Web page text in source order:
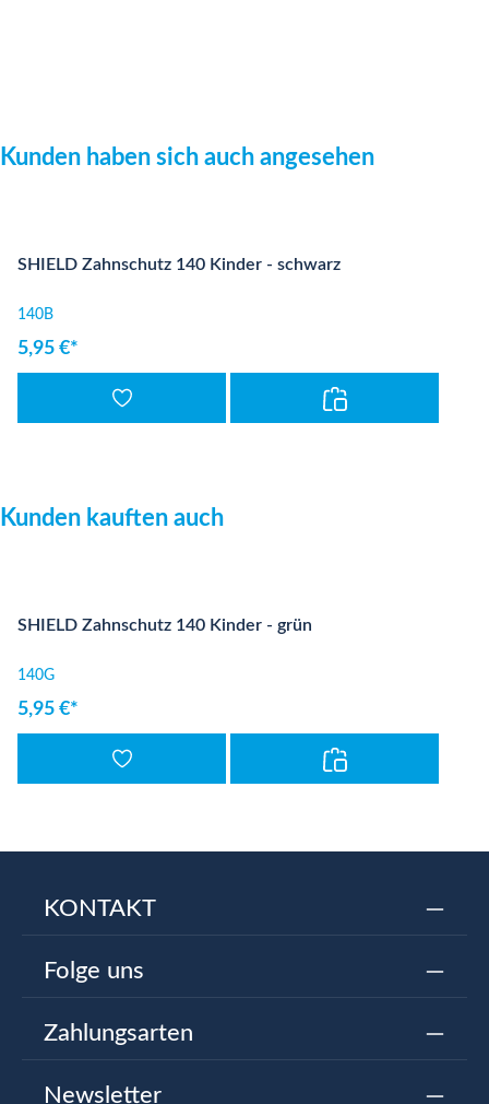
Produktgalerie überspringen
Kunden haben sich auch angesehen
SHIELD Zahnschutz 140 Kinder - schwarz
140B
5,95 €*
Produktgalerie überspringen
Kunden kauften auch
SHIELD Zahnschutz 140 Kinder - grün
140G
5,95 €*
KONTAKT
Folge uns
Zahlungsarten
Newsletter